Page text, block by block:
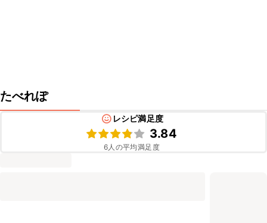
たべれぽ
レシピ満足度
3.84
6人の平均満足度